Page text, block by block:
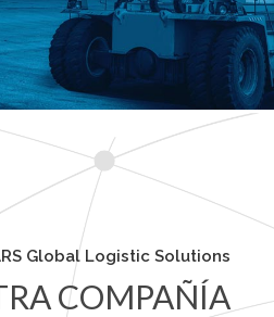
Global Logistic Solutions
COMPAÑÍA